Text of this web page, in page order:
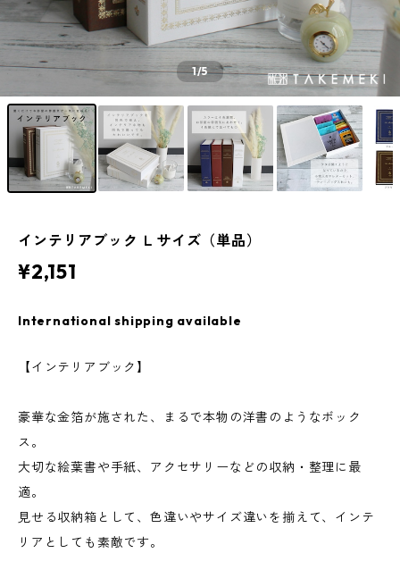
1/5
インテリアブック Ｌサイズ（単品）
¥2,151
International shipping available
【インテリアブック】
豪華な金箔が施された、まるで本物の洋書のようなボック
ス。
大切な絵葉書や手紙、アクセサリーなどの収納・整理に最
適。
見せる収納箱として、色違いやサイズ違いを揃えて、インテ
リアとしても素敵です。